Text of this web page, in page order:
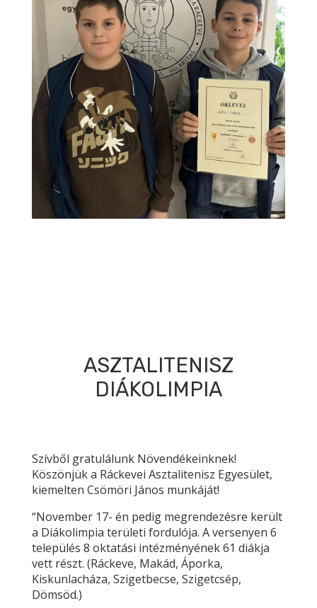
ASZTALITENISZ
DIÁKOLIMPIA
Szívből gratulálunk Növendékeinknek!
Köszönjük a Ráckevei Asztalitenisz Egyesület,
kiemelten Csömöri János munkáját!
“November 17- én pedig megrendezésre került
a Diákolimpia területi fordulója. A versenyen 6
település 8 oktatási intézményének 61 diákja
vett részt. (Ráckeve, Makád, Áporka,
Kiskunlacháza, Szigetbecse, Szigetcsép,
Dömsöd.)